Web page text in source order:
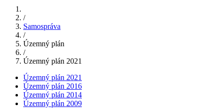
/
Samospráva
/
Územný plán
/
Územný plán 2021
Územný plán 2021
Územný plán 2016
Územný plán 2014
Územný plán 2009